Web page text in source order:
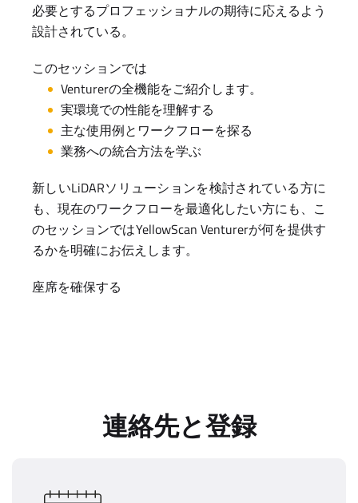
必要とするプロフェッショナルの期待に応えるよう
設計されている。
このセッションでは
Venturerの全機能をご紹介します。
実環境での性能を理解する
主な使用例とワークフローを探る
業務への統合方法を学ぶ
新しいLiDARソリューションを検討されている方に
も、現在のワークフローを最適化したい方にも、こ
のセッションではYellowScan Venturerが何を提供す
るかを明確にお伝えします。
座席を確保する
連絡先と登録